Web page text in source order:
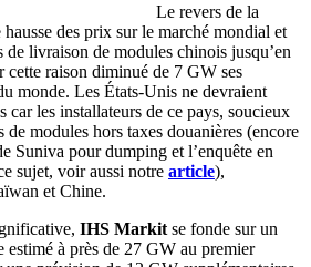
Le revers de la
des prix sur le marché mondial et
de livraison de modules chinois jusqu’en
cette raison diminué de 7 GW ses
monde. Les États-Unis ne devraient
car les installateurs de ce pays, soucieux
de modules hors taxes douanières (encore
Suniva pour dumping et l’enquête en
sujet, voir aussi notre article),
et Chine.
IHS Markit se fonde sur un
à près de 27 GW au premier